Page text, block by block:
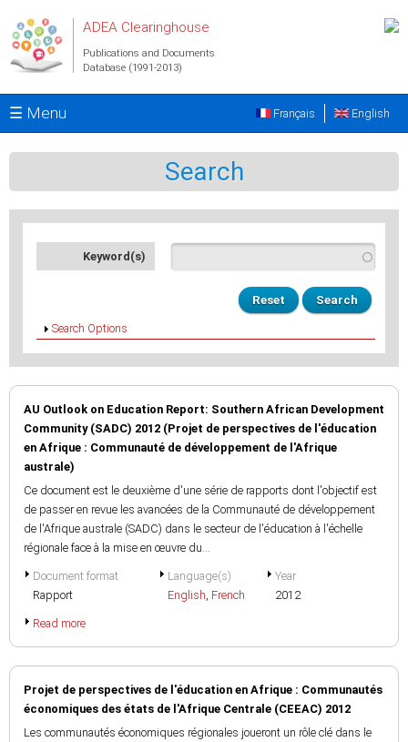
ADEA Clearinghouse
Publications and Documents
Database (1991-2013)
☰ Menu English
Français
Search
Keyword(s)
Show
Search Options
AU Outlook on Education Report: Southern African Development
Community (SADC) 2012 (Projet de perspectives de l'éducation
en Afrique : Communauté de développement de l'Afrique
australe)
Ce document est le deuxième d'une série de rapports dont l'objectif est
de passer en revue les avancées de la Communauté de développement
de l'Afrique australe (SADC) dans le secteur de l'éducation à l'échelle
régionale face à la mise en œuvre du...
Document format
Rapport
Language(s)
English French
Year
2012
Read more
Projet de perspectives de l'éducation en Afrique : Communautés
économiques des états de l'Afrique Centrale (CEEAC) 2012
Les communautés économiques régionales joueront un rôle clé dans le